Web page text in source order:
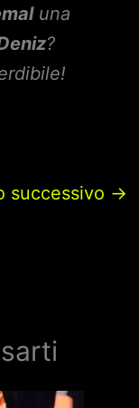
una
?
successivo →